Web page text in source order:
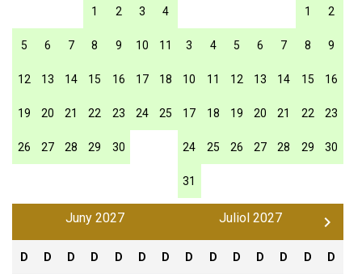
1 2 3 4
5 6 7 8 9 10 11
12 13 14 15 16 17 18
19 20 21 22 23 24 25
26 27 28 29 30
1 2
3 4 5 6 7 8 9
10 11 12 13 14 15 16
17 18 19 20 21 22 23
24 25 26 27 28 29 30
31
Juny 2027
D D D D D D D
Juliol 2027
D D D D D D D